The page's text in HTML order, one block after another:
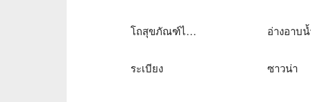
โถสุขภัณฑ์ไฟฟ้า อ่างอาบ
ระเบียง ซาวน่า